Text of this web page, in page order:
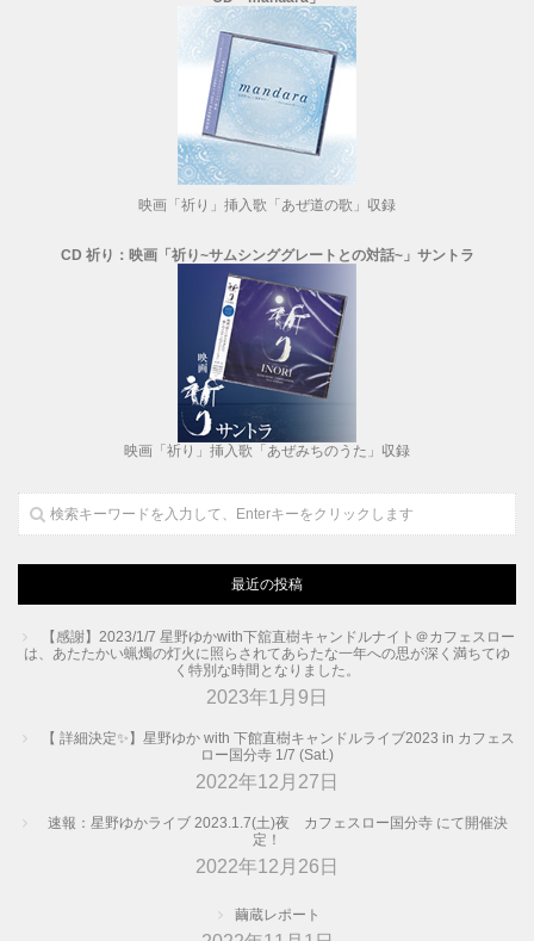
映画「祈り」挿入歌「あぜ道の歌」収録
CD 祈り：映画「祈り~サムシンググレートとの対話~」サントラ
映画「祈り」挿入歌「あぜみちのうた」収録
最近の投稿
【感謝】2023/1/7 星野ゆかwith下舘直樹キャンドルナイト＠カフェスロー
は、あたたかい蝋燭の灯火に照らされてあらたな一年への思が深く満ちてゆ
く特別な時間となりました。
2023年1月9日
【 詳細決定✨】星野ゆか with 下館直樹キャンドルライブ2023 in カフェス
ロー国分寺 1/7 (Sat.)
2022年12月27日
速報：星野ゆかライブ 2023.1.7(土)夜 カフェスロー国分寺 にて開催決
定！
2022年12月26日
繭蔵レポート